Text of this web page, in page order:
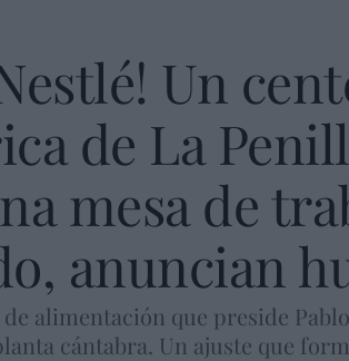
Un
de La
mesa de
anuncian
alimentación que preside
cántabra. Un ajuste que